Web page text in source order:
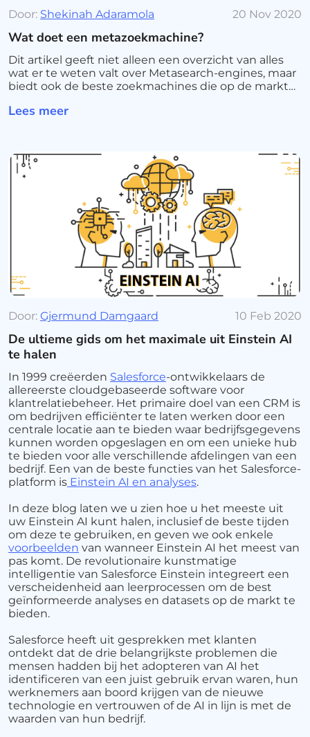
Door: Shekinah Adaramola 20 Nov 2020
Wat doet een metazoekmachine?
Dit artikel geeft niet alleen een overzicht van alles
wat er te weten valt over Metasearch-engines, maar
biedt ook de beste zoekmachines die op de markt
kunt halen.
Lees meer
Door: Gjermund Damgaard 10 Feb 2020
De ultieme gids om het maximale uit Einstein AI
te halen
In 1999 creëerden Salesforce-ontwikkelaars de
allereerste cloudgebaseerde software voor
klantrelatiebeheer. Het primaire doel van een CRM is
om bedrijven efficiënter te laten werken door een
centrale locatie aan te bieden waar bedrijfsgegevens
kunnen worden opgeslagen en om een ​​unieke hub
te bieden voor alle verschillende afdelingen van een
bedrijf. Een van de beste functies van het Salesforce-
platform is Einstein AI en analyses.
In deze blog laten we u zien hoe u het meeste uit
uw Einstein AI kunt halen, inclusief de beste tijden
om deze te gebruiken, en geven we ook enkele
voorbeelden van wanneer Einstein AI het meest van
pas komt. De revolutionaire kunstmatige
intelligentie van Salesforce Einstein integreert een
verscheidenheid aan leerprocessen om de best
geïnformeerde analyses en datasets op de markt te
bieden.
Salesforce heeft uit gesprekken met klanten
ontdekt dat de drie belangrijkste problemen die
mensen hadden bij het adopteren van AI het
identificeren van een juist gebruik ervan waren, hun
werknemers aan boord krijgen van de nieuwe
technologie en vertrouwen of de AI in lijn is met de
waarden van hun bedrijf.